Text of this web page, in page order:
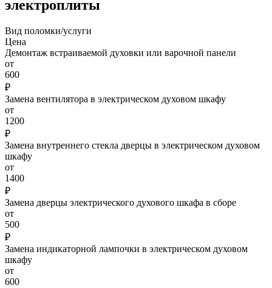
электроплиты
Вид поломки/услуги
Цена
Демонтаж встраиваемой духовки или варочной панели
от
600
₽
Замена вентилятора в электрическом духовом шкафу
от
1200
₽
Замена внутреннего стекла дверцы в электрическом духовом
шкафу
от
1400
₽
Замена дверцы электрического духового шкафа в сборе
от
500
₽
Замена индикаторной лампочки в электрическом духовом
шкафу
от
600